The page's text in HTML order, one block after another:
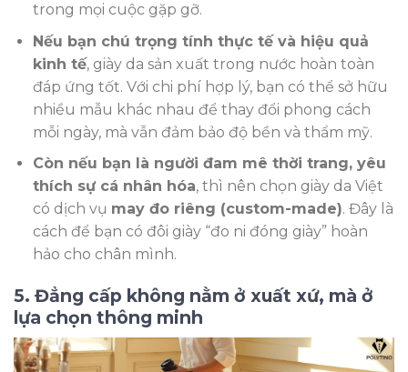
trong mọi cuộc gặp gỡ.
Nếu bạn chú trọng tính thực tế và hiệu quả
kinh tế, giày da sản xuất trong nước hoàn toàn
đáp ứng tốt. Với chi phí hợp lý, bạn có thể sở hữu
nhiều mẫu khác nhau để thay đổi phong cách
mỗi ngày, mà vẫn đảm bảo độ bền và thẩm mỹ.
Còn nếu bạn là người đam mê thời trang, yêu
thích sự cá nhân hóa, thì nên chọn giày da Việt
có dịch vụ may đo riêng (custom-made). Đây là
cách để bạn có đôi giày “đo ni đóng giày” hoàn
hảo cho chân mình.
5. Đẳng cấp không nằm ở xuất xứ, mà ở
lựa chọn thông minh